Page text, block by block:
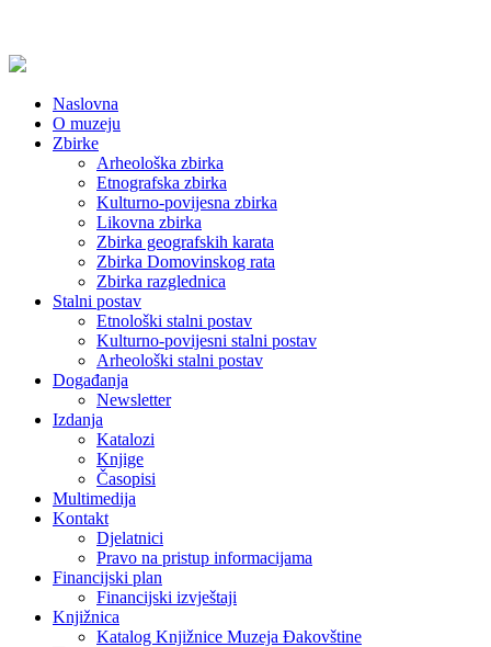
Naslovna
O muzeju
Zbirke
Arheološka zbirka
Etnografska zbirka
Kulturno-povijesna zbirka
Likovna zbirka
Zbirka geografskih karata
Zbirka Domovinskog rata
Zbirka razglednica
Stalni postav
Etnološki stalni postav
Kulturno-povijesni stalni postav
Arheološki stalni postav
Događanja
Newsletter
Izdanja
Katalozi
Knjige
Časopisi
Multimedija
Kontakt
Djelatnici
Pravo na pristup informacijama
Financijski plan
Financijski izvještaji
Knjižnica
Katalog Knjižnice Muzeja Đakovštine